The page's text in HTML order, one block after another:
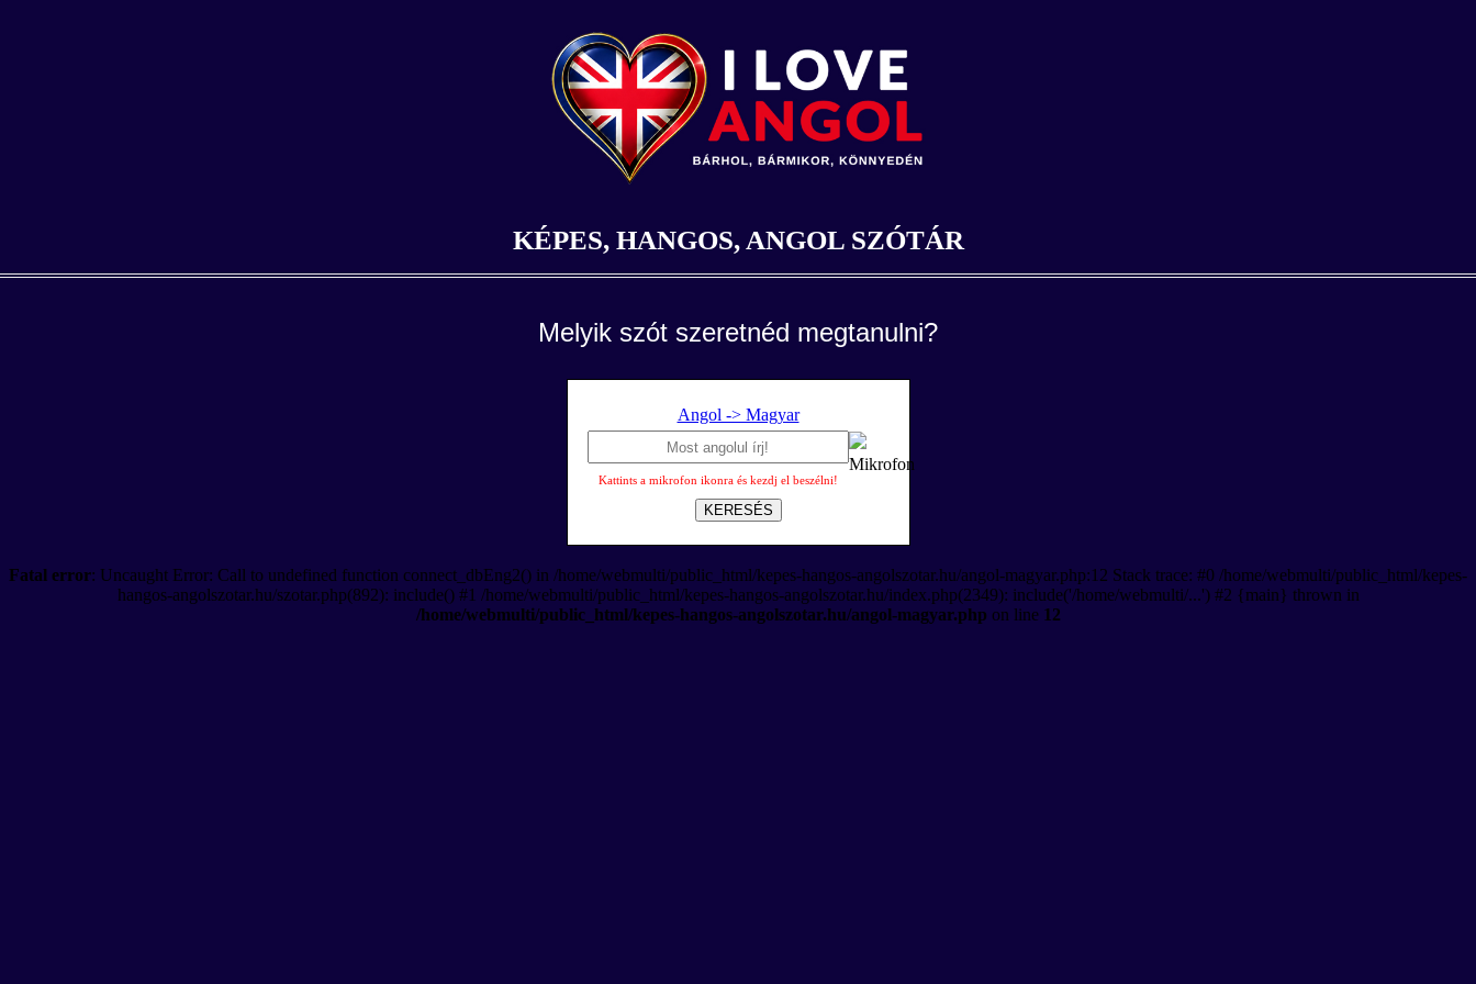
KÉPES, HANGOS, ANGOL SZÓTÁR
Melyik szót szeretnéd megtanulni?
Angol -> Magyar
Kattints a mikrofon ikonra és kezdj el beszélni!
KERESÉS
Fatal error: Uncaught Error: Call to undefined function connect_dbEng2() in /home/webmulti/public_html/kepes-hangos-angolszotar.hu/angol-magyar.php:12 Stack trace: #0 /home/webmulti/public_html/kepes-
hangos-angolszotar.hu/szotar.php(892): include() #1 /home/webmulti/public_html/kepes-hangos-angolszotar.hu/index.php(2349): include('/home/webmulti/...') #2 {main} thrown in
/home/webmulti/public_html/kepes-hangos-angolszotar.hu/angol-magyar.php on line 12